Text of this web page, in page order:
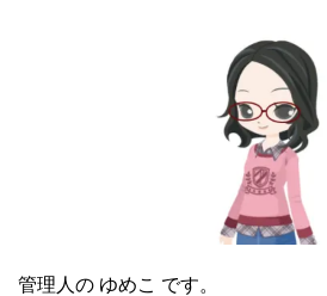
管理人の ゆめこ です。